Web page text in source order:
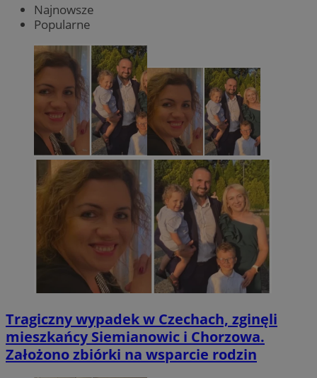
Najnowsze
Popularne
Tragiczny wypadek w Czechach, zginęli
mieszkańcy Siemianowic i Chorzowa.
Założono zbiórki na wsparcie rodzin